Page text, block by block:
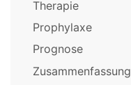
Therapie
Prophylaxe
Prognose
Zusammenfassung